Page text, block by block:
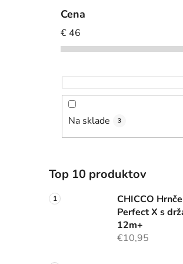
Cena
€ 46
Na sklade 3
Top 10 produktov
CHICCO
Perfect X s
12m+
€10,95